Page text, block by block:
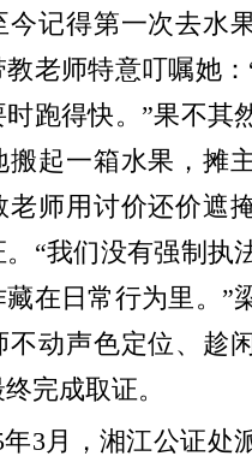
今记得第一次去水
老师特意叮嘱她
跑得快。”果不其
搬起一箱水果，摊
老师用讨价还价遮
。“我们没有强制执
在日常行为里。”
不动声色定位、趁
完成取证。
年3月，湘江公证处